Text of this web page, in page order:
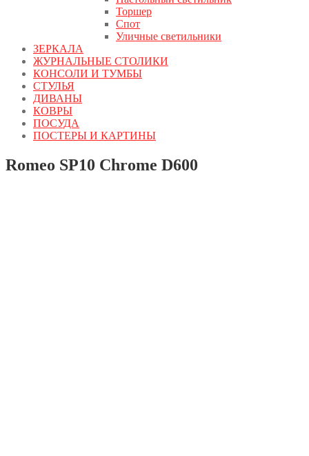
Торшер
Спот
Уличные светильники
ЗЕРКАЛА
ЖУРНАЛЬНЫЕ СТОЛИКИ
КОНСОЛИ И ТУМБЫ
СТУЛЬЯ
ДИВАНЫ
КОВРЫ
ПОСУДА
ПОСТЕРЫ И КАРТИНЫ
Romeo SP10 Chrome D600